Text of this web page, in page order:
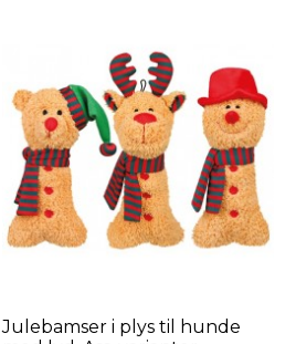
Julebamser i plys til hunde